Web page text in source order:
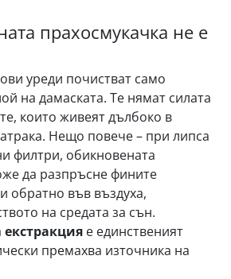
прахосмукачка не е
уреди почистват само
на дамаската. Те нямат силата
които живеят дълбоко в
Нещо повече – при липса
филтри, обикновената
да разпръсне фините
обратно във въздуха,
на средата за сън.
екстракция е единственият
премахва източника на